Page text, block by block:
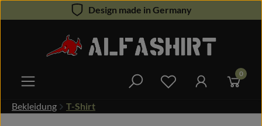
Zum Hauptinhalt springenDesign made in Germany
Du hast 0 0
Bekleidung T-Shirt